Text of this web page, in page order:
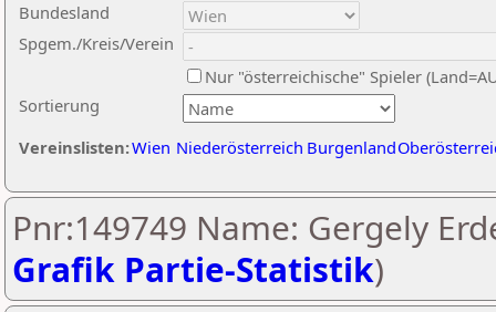
Sortierung
Bundesland
Spgem./Kreis/Verein
Nur "österreichische" Spieler
Vereinslisten:Wien Niederösterreich Burgenland
Pnr:149749 Name: Gergely
Grafik Partie-Statistik)